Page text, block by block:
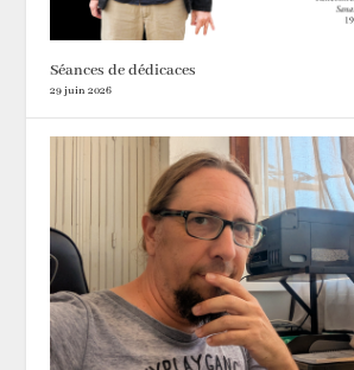
Séances de dédicaces
29 juin 2026